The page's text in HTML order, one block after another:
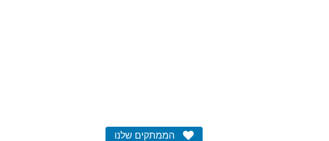
הממתקים שלנו